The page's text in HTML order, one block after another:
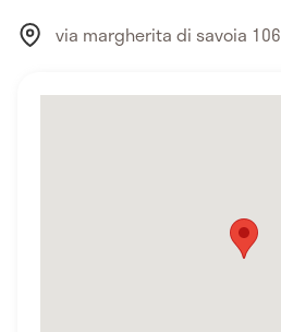
via margherita di savoia 106